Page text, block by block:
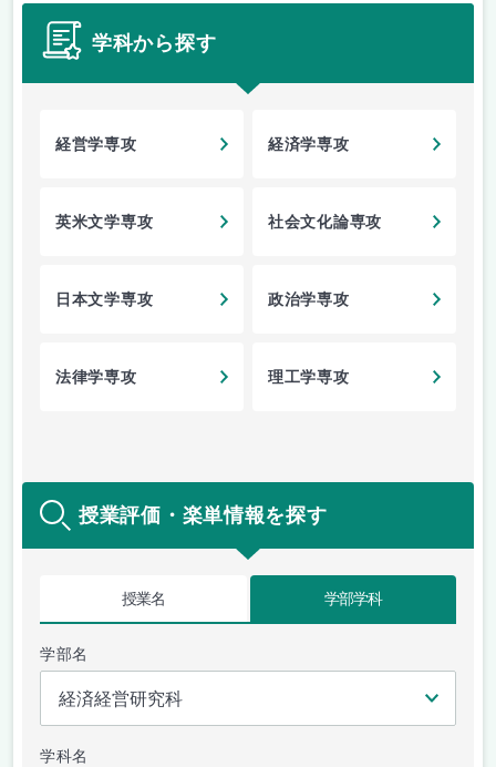
学科から探す
経営学専攻 経済学専攻
英米文学専攻 社会文化論専攻
日本文学専攻 政治学専攻
法律学専攻 理工学専攻
授業評価・楽単情報を探す
授業名 学部学科
学部名
学科名